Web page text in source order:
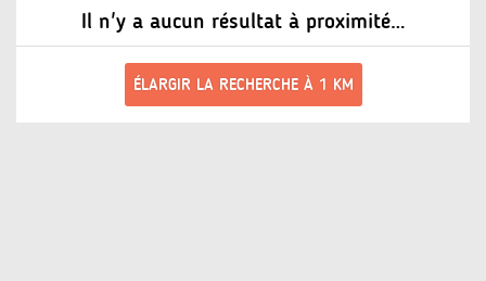
Il n'y a aucun résultat à proximité…
ÉLARGIR LA RECHERCHE À 1 KM